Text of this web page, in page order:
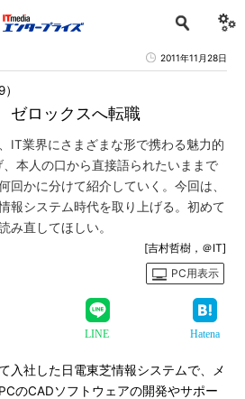
2011年11月28日
ゼロックスへ転職
IT業界にさまざまな形で携わる魅力的
本人の口から直接語られたいままで
回かに分けて紹介していく。今回は、
報システム時代を取り上げる。初めて
み直してほしい。
[吉村哲樹，＠IT]
PC用表示
LINE Hatena
入社した日電東芝情報システムで、メ
のCADソフトウェアの開発やサポー